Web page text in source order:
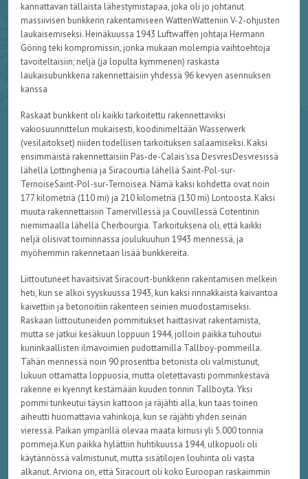
kannattavan tällaista lähestymistapaa, joka oli jo johtanut
massiivisen bunkkerin rakentamiseen WattenWatteniin V-2-ohjusten
laukaisemiseksi. Heinäkuussa 1943 Luftwaffen johtaja Hermann
Göring teki kompromissin, jonka mukaan molempia vaihtoehtoja
tavoiteltaisiin; neljä (ja lopulta kymmenen) raskasta
laukaisubunkkeria rakennettaisiin yhdessä 96 kevyen asennuksen
kanssa
Raskaat bunkkerit oli kaikki tarkoitettu rakennettaviksi
vakiosuunnittelun mukaisesti, koodinimeltään Wasserwerk
(vesilaitokset) niiden todellisen tarkoituksen salaamiseksi. Kaksi
ensimmäistä rakennettaisiin Pas-de-Calais'ssa DesvresDesvresissä
lähellä Lottinghenia ja Siracourtia lähellä Saint-Pol-sur-
TernoiseSaint-Pol-sur-Ternoisea. Nämä kaksi kohdetta ovat noin
177 kilometriä (110 mi) ja 210 kilometriä (130 mi) Lontoosta. Kaksi
muuta rakennettaisiin Tamervillessä ja Couvillessä Cotentinin
niemimaalla lähellä Cherbourgia. Tarkoituksena oli, että kaikki
neljä olisivat toiminnassa joulukuuhun 1943 mennessä, ja
myöhemmin rakennetaan lisää bunkkereita.
Liittoutuneet havaitsivatSiracourt-bunkkerin rakentamisen melkein
heti, kun se alkoi syyskuussa 1943, kun kaksi rinnakkaista kaivantoa
kaivettiin ja betonoitiin rakenteen seinien muodostamiseksi.
Raskaan liittoutuneiden pommitukset haittasivat rakentamista,
mutta se jatkui kesäkuun loppuun 1944, jolloin paikka tuhoutui
kuninkaallisten ilmavoimien pudottamilla Tallboy-pommeilla.
Tähän mennessä noin 90 prosenttia betonista oli valmistunut,
lukuun ottamatta loppuosia, mutta oletettavasti pomminkestävä
rakenne ei kyennyt kestämään kuuden tonnin Tallboyta. Yksi
pommi tunkeutui täysin kattoon ja räjähti alla, kun taas toinen
aiheutti huomattavia vahinkoja, kun se räjähti yhden seinän
vieressä. Paikan ympärillä olevaa maata kirnusi yli 5.000 tonnia
pommeja.Kun paikka hylättiin huhtikuussa 1944, ulkopuoli oli
käytännössä valmistunut, mutta sisätilojen louhinta oli vasta
alkanut. Arviona on, että Siracourtoli koko Euroopan raskaimmin